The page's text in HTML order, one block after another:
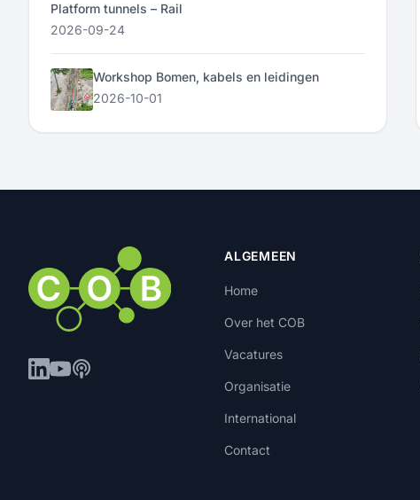
Platform tunnels – Rail
2026-09-24
Workshop Bomen, kabels en leidingen
2026-10-01
ALGEMEEN
Home
Over het COB
Vacatures
Organisatie
International
Contact